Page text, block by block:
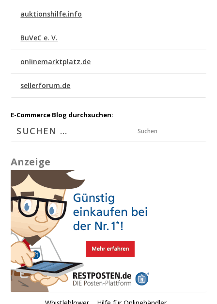
auktionshilfe.info
BuVeC e. V.
onlinemarktplatz.de
sellerforum.de
E-Commerce Blog durchsuchen:
Suchen
Anzeige